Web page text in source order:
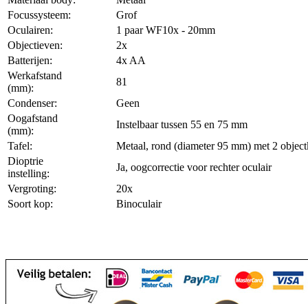
Focussysteem:
Grof
Oculairen:
1 paar WF10x - 20mm
Objectieven:
2x
Batterijen:
4x AA
Werkafstand
(mm):
81
Condenser:
Geen
Oogafstand
(mm):
Instelbaar tussen 55 en 75 mm
Tafel:
Metaal, rond (diameter 95 mm) met 2
Dioptrie
instelling:
Ja, oogcorrectie voor rechter oculair
Vergroting:
20x
Soort kop:
Binoculair